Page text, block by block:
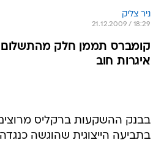
ניר צליק
21.12.2009 / 18:29
קומברס תממן חלק
איגרות חוב
בבנק ההשקעות ברקליס
בתביעה הייצוגית שהוגשה כנגדה